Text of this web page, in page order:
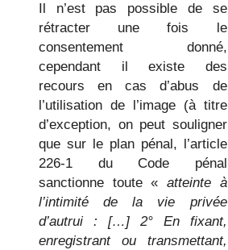
Il n’est pas possible de se
rétracter une fois le
consentement donné,
cependant il existe des
recours en cas d’abus de
l’utilisation de l’image (à titre
d’exception, on peut souligner
que sur le plan pénal, l’article
226-1 du Code pénal
sanctionne toute « atteinte à
l’intimité de la vie privée
d’autrui : […] 2° En fixant,
enregistrant ou transmettant,